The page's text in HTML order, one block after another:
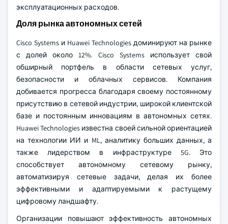
эксплуатационных расходов.
Доля рынка автономных сетей
Cisco Systems и Huawei Technologies доминируют на рынке
с долей около 12%. Cisco Systems использует свой
обширный портфель в области сетевых услуг,
безопасности и облачных сервисов. Компания
добивается прогресса благодаря своему постоянному
присутствию в сетевой индустрии, широкой клиентской
базе и постоянным инновациям в автономных сетях.
Huawei Technologies известна своей сильной ориентацией
на технологии ИИ и ML, аналитику больших данных, а
также лидерством в инфраструктуре 5G. Это
способствует автономному сетевому рынку,
автоматизируя сетевые задачи, делая их более
эффективными и адаптируемыми к растущему
цифровому ландшафту.
Организации повышают эффективность автономных